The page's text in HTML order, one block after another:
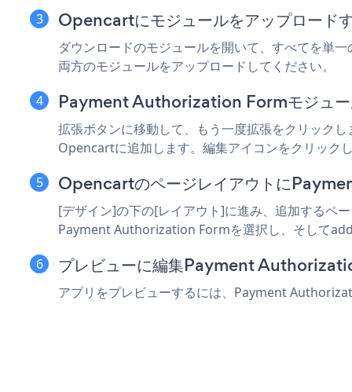
Opencartにモジュールをアップロード
ダウンロードのモジュールを開いて、すべてを単
両方のモジュールをアップロードしてください。
Payment Authorization Formモジュー
拡張ボタンに移動して、もう一度拡張をクリック
Opencartに追加します。編集アイコンをクリック
Opencartのページレイアウトに
[デザイン]の下の[レイアウト]に進み、追加するペ
Payment Authorization Formを選択し、そして
プレビューに編集Payment
アプリをプレビューするには、Payment